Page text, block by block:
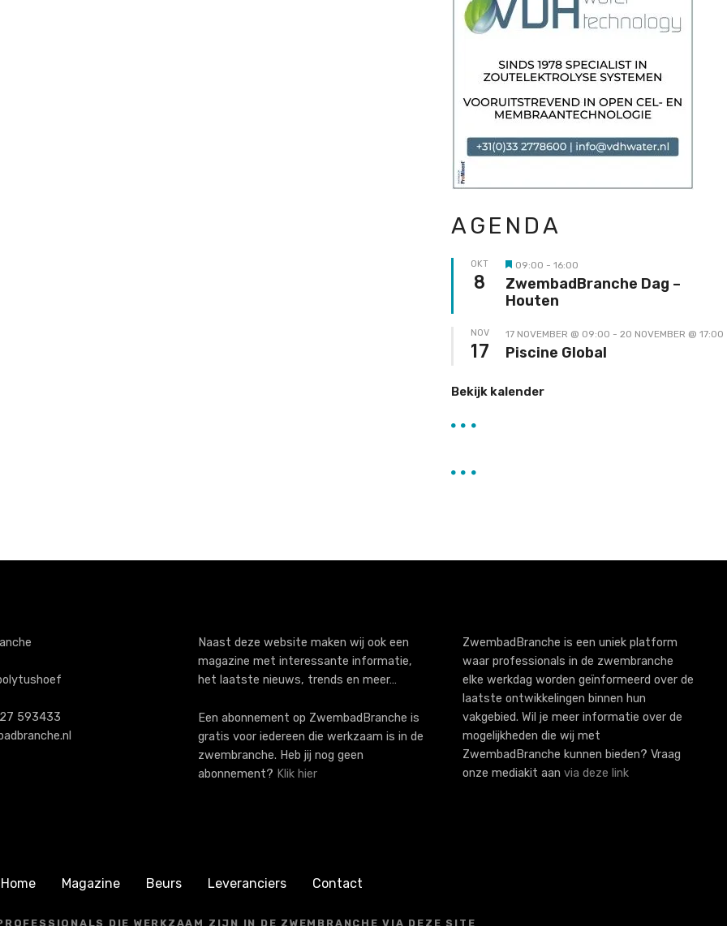
AGENDA
OKT
8 Uitgelicht
09:00 - 16:00
ZwembadBranche Dag –
Houten
NOV
17
17 NOVEMBER @ 09:00 - 20 NOVEMBER @ 17:00
Piscine Global
Bekijk kalender
593433
Naast deze website maken wij ook een
magazine met interessante informatie,
het laatste nieuws, trends en meer…
Een abonnement op ZwembadBranche is
gratis voor iedereen die werkzaam is in de
zwembranche. Heb jij nog geen
abonnement? Klik hier
ZwembadBranche is een uniek platform
waar professionals in de zwembranche
elke werkdag worden geïnformeerd over de
laatste ontwikkelingen binnen hun
vakgebied. Wil je meer informatie over de
mogelijkheden die wij met
ZwembadBranche kunnen bieden? Vraag
onze mediakit aan via deze link
Home Magazine Beurs Leveranciers Contact
DIE WERKZAAM ZIJN IN DE ZWEMBRANCHE VIA DEZE SITE